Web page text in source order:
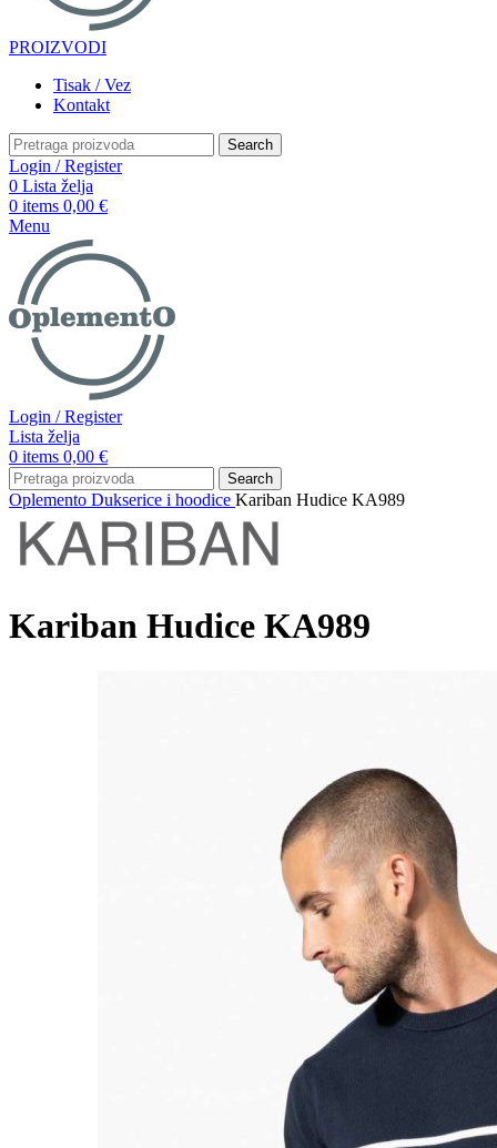
PROIZVODI
Tisak / Vez
Kontakt
Search
Login / Register
0 Lista želja
0 items 0,00 €
Menu
Login / Register
Lista želja
0 items 0,00 €
Search
Oplemento Dukserice i hoodice Kariban Hudice KA989
Kariban Hudice KA989